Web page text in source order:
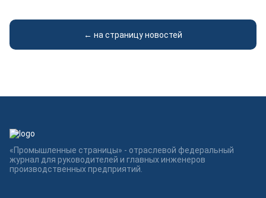
← на страницу новостей
«Промышленные страницы» - отраслевой федеральный
журнал для руководителей и главных инженеров
производственных предприятий.